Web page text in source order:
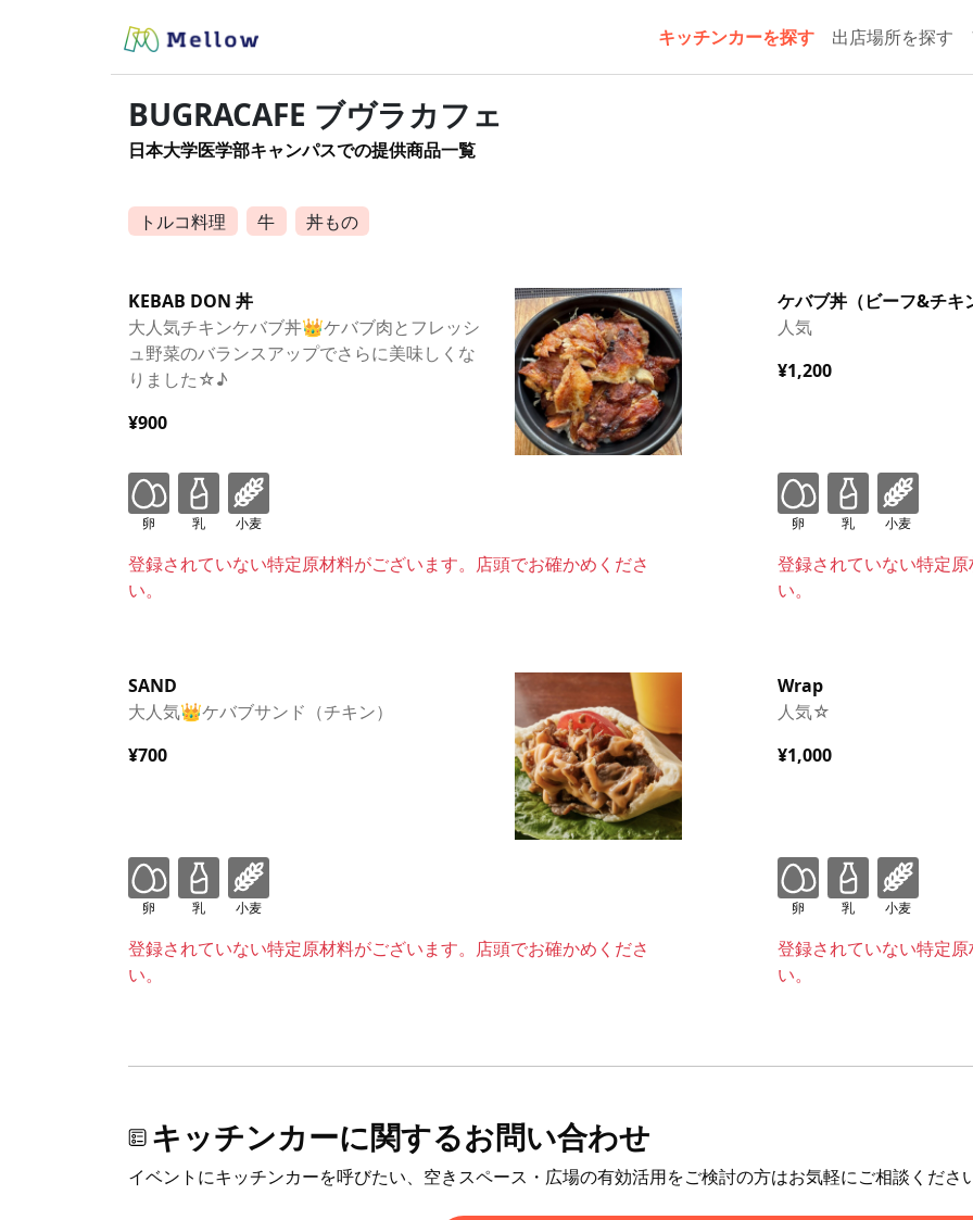
キッチンカーを探す 出店場所を探す
BUGRACAFE ブヴラカフェ
日本大学医学部キャンパスでの提供商品一覧
トルコ料理 牛 丼もの
KEBAB DON 丼
大人気チキンケバブ丼👑ケバブ肉とフレッシ
ュ野菜のバランスアップでさらに美味しくな
りました☆♪
¥900
卵 乳 小麦
登録されていない特定原材料がございます。店頭でお確かめくださ
い。
ケバブ丼（ビーフ&チキ
人気
¥1,200
卵 乳 小麦
登録されていない特定
い。
SAND
大人気👑ケバブサンド（チキン）
¥700
卵 乳 小麦
登録されていない特定原材料がございます。店頭でお確かめくださ
い。
Wrap
人気☆
¥1,000
卵 乳 小麦
登録されていない特定
い。
キッチンカーに関するお問い合わせ
イベントにキッチンカーを呼びたい、空きスペース・広場の有効活用をご検討の方はお気軽にご相談くださ